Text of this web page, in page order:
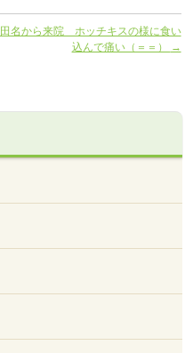
田名から来院 ホッチキスの様に食い
込んで痛い（＝＝）
→